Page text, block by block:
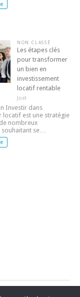
NON CLASSÉ
Les étapes clés
pour transformer
un bien en
investissement
locatif rentable
Joel
Investir dans
locatif est une stratégie
nombreux
se…